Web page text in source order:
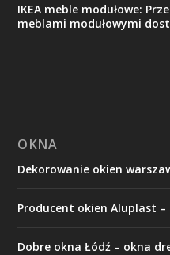
IKEA meble modułowe:
meblami modułowymi
OKNA
Dekorowanie okien
Producent okien Aluplast
Dobre okna Łódź – okna